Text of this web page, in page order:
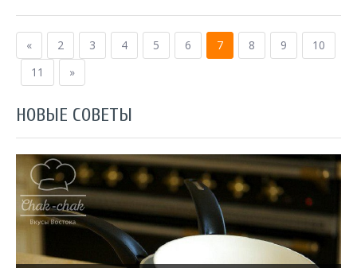
« 2 3 4 5 6 7 8 9
10
11
»
НОВЫЕ СОВЕТЫ